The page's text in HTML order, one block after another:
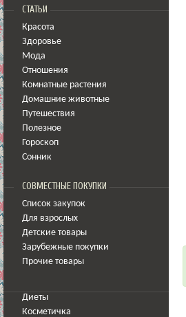
СТАТЬИ
Красота
Здоровье
Мода
Отношения
Комнатные растения
Домашние животные
Путешествия
Полезное
Гороскоп
Сонник
СОВМЕСТНЫЕ ПОКУПКИ
Список закупок
Для взрослых
Детские товары
Зарубежные покупки
Прочие товары
Диеты
Косметичка